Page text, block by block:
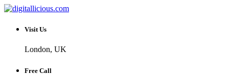
Skip
content
digitallicious.com
Sharing Digital Information
Visit Us
London, UK
Free Call